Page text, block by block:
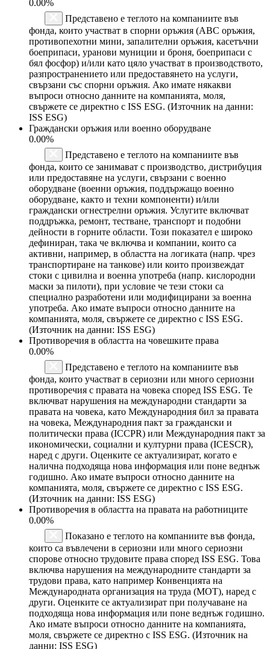
0.00%
Представено е теглото на компаниите във
фонда, които участват в спорни оръжия (ABC оръжия,
противопехотни мини, запалителни оръжия, касетъчни
боеприпаси, уранови муниции и броня, боеприпаси с
бял фосфор) и/или като цяло участват в производството,
разпространението или предоставянето на услуги,
свързани със спорни оръжия. Ако имате някакви
въпроси относно данните на компанията, моля,
свържете се директно с ISS ESG. (Източник на данни:
ISS ESG)
Граждански оръжия или военно оборудване
0.00%
Представено е теглото на компаниите във
фонда, които се занимават с производство, дистрибуция
или предоставяне на услуги, свързани с военно
оборудване (военни оръжия, поддържащо военно
оборудване, както и техни компоненти) и/или
граждански огнестрелни оръжия. Услугите включват
поддръжка, ремонт, тестване, транспорт и подобни
дейности в горните области. Този показател е широко
дефиниран, така че включва и компании, които са
активни, например, в областта на логиката (напр. чрез
транспортиране на танкове) или които произвеждат
стоки с цивилна и военна употреба (напр. кислородни
маски за пилоти), при условие че тези стоки са
специално разработени или модифицирани за военна
употреба. Ако имате въпроси относно данните на
компанията, моля, свържете се директно с ISS ESG.
(Източник на данни: ISS ESG)
Противоречия в областта на човешките права
0.00%
Представено е теглото на компаниите във
фонда, които участват в сериозни или много сериозни
противоречия с правата на човека според ISS ESG. Те
включват нарушения на международни стандарти за
правата на човека, като Международния бил за правата
на човека, Международния пакт за граждански и
политически права (ICCPR) или Международния пакт за
икономически, социални и културни права (ICESCR),
наред с други. Оценките се актуализират, когато е
налична подходяща нова информация или поне веднъж
годишно. Ако имате въпроси относно данните на
компанията, моля, свържете се директно с ISS ESG.
(Източник на данни: ISS ESG)
Противоречия в областта на правата на работниците
0.00%
Показано е теглото на компаниите във фонда,
които са въвлечени в сериозни или много сериозни
спорове относно трудовите права според ISS ESG. Това
включва нарушения на международните стандарти за
трудови права, като например Конвенцията на
Международната организация на труда (МОТ), наред с
други. Оценките се актуализират при получаване на
подходяща нова информация или поне веднъж годишно.
Ако имате въпроси относно данните на компанията,
моля, свържете се директно с ISS ESG. (Източник на
данни: ISS ESG)